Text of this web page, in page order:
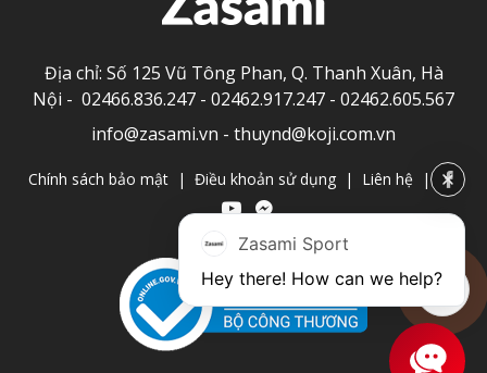
Địa chỉ: Số 125 Vũ Tông Phan, Q. Thanh Xuân, Hà
Nội - 02466.836.247 - 02462.917.247 - 02462.605.567
info@zasami.vn - thuynd@koji.com.vn
Chính sách bảo mật | Điều khoản sử dụng | Liên hệ |
Zasami Sport
Hey there! How can we help?